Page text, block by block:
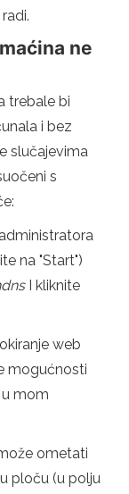
ne
trebale bi
i bez
slučajevima
s
na "Start")
I kliknite
web
mogućnosti
mom
ometati
ploču (u polju